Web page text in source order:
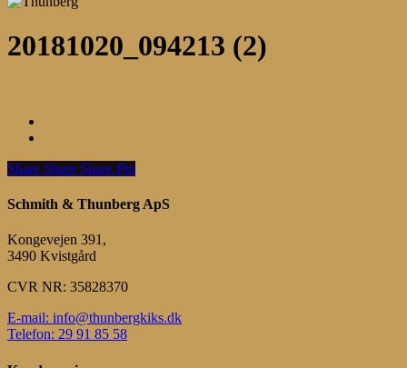
20181020_094213 (2)
Share
Share Share Share Pin
Schmith & Thunberg ApS
Kongevejen 391,
3490 Kvistgård
CVR NR: 35828370
E-mail: info@thunbergkiks.dk
Telefon: 29 91 85 58